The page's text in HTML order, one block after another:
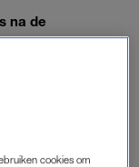
na de
voor de
cookies om